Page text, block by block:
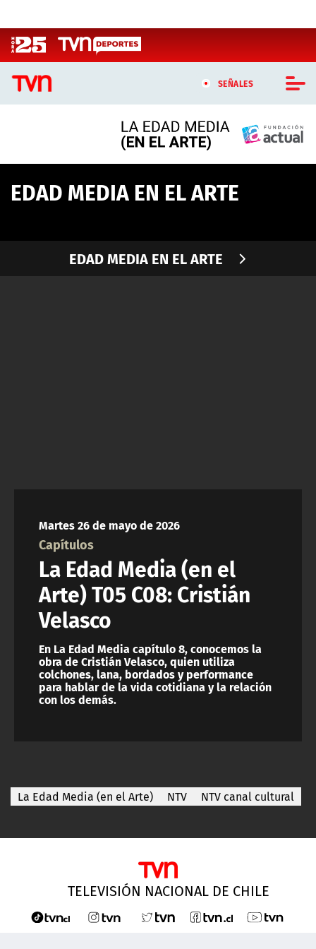
SEÑALES
CASTING MASTERCHEF CHILE
CASTING TVN VERTICAL
TVN VERTICAL
PROGRAMAS
EDAD MEDIA EN EL ARTE
EDAD MEDIA EN EL ARTE
Martes 26 de mayo de 2026
Capítulos
La Edad Media (en el
Arte) T05 C08: Cristián
Velasco
En La Edad Media capítulo 8, conocemos la
obra de Cristián Velasco, quien utiliza
colchones, lana, bordados y performance
para hablar de la vida cotidiana y la relación
con los demás.
La Edad Media (en el Arte) NTV NTV canal cultural
TELEVISIÓN NACIONAL DE CHILE